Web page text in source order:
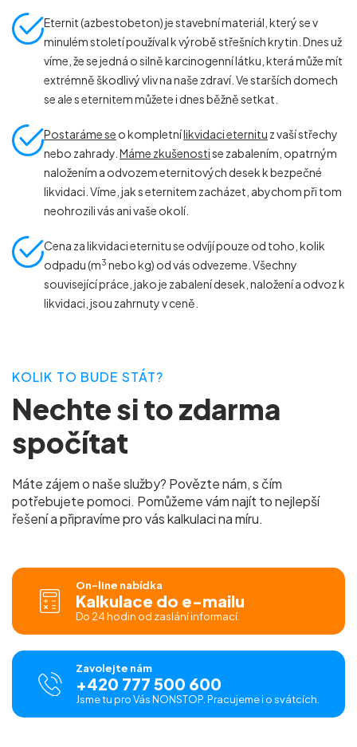
Eternit (azbestobeton) je stavební materiál, který se v
minulém století používal k výrobě střešních krytin. Dnes už
víme, že se jedná o silně karcinogenní látku, která může mít
extrémně škodlivý vliv na naše zdraví. Ve starších domech
se ale s eternitem můžete i dnes běžně setkat.
Postaráme se o kompletnílikvidaci eternitu z vaší střechy
nebo zahrady. Máme zkušenostise zabalením, opatrným
naložením a odvozem eternitových desek k bezpečné
likvidaci. Víme, jak s eternitem zacházet, abychom při tom
neohrozili vás ani vaše okolí.
Cena za likvidaci eternitu se odvíjí pouze od toho, kolik
odpadu (m3 nebo kg) od vás odvezeme. Všechny
související práce, jako je zabalení desek, naložení a odvoz k
likvidaci, jsou zahrnuty v ceně.
KOLIK TO BUDE STÁT?
Nechte si to zdarma
spočítat
Máte zájem o naše služby? Povězte nám, s čím
potřebujete pomoci. Pomůžeme vám najít to nejlepší
řešení a připravíme pro vás kalkulaci na míru.
On-line nabídka
Kalkulace do e-mailu
Do 24 hodin od zaslání informací.
Zavolejte nám
+420 777 500 600
Jsme tu pro Vás NONSTOP. Pracujeme i o svátcích.